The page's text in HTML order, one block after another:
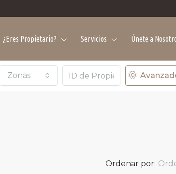
¿Eres Propietario? Servicios Únete a
Zonas
Ordenar por: